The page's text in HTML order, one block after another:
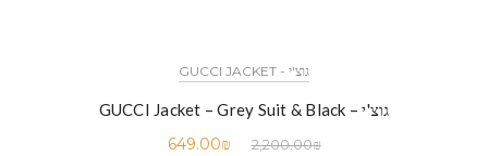
גוצ'י - GUCCI JACKET
גוצ'י – GUCCI Jacket – Grey Suit & Black
2,200.00₪
649.00₪